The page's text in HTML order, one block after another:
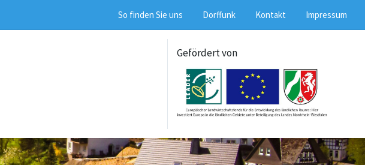
So finden Sie uns Dorffunk Kontakt Impressum
Gefördert von